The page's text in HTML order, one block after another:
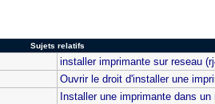
Sujets relatifs
installer imprimante sur reseau
Ouvrir le droit d'installer une
Installer une imprimante dans